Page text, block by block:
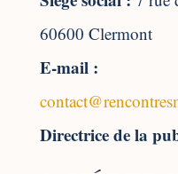
60600 Clermont
E-mail :
Directrice de la